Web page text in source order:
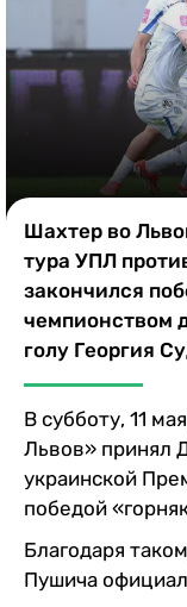
Букмекеры
Казино
Шахтер во
тура УПЛ
закончился
чемпионством
голу Георгия
В субботу, 11
Львов» принял
украинской
победой
Благодаря
Пушича